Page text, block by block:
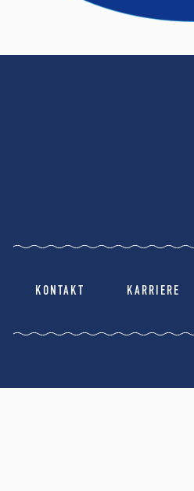
KONTAKT KARRIERE